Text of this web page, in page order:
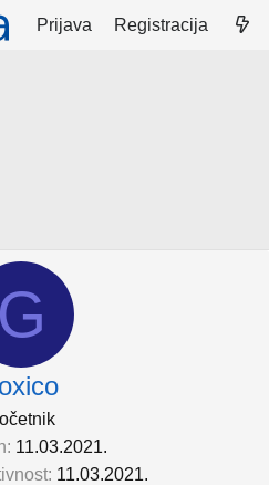
Prijava Registracija
G
11.03.2021.
11.03.2021.